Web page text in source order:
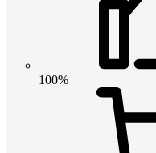
100%